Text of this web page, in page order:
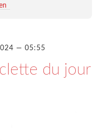
— 05:55
du jour